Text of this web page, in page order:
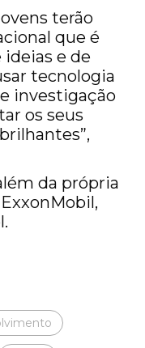
terão
que é
e de
tecnologia
investigação
os seus
da própria